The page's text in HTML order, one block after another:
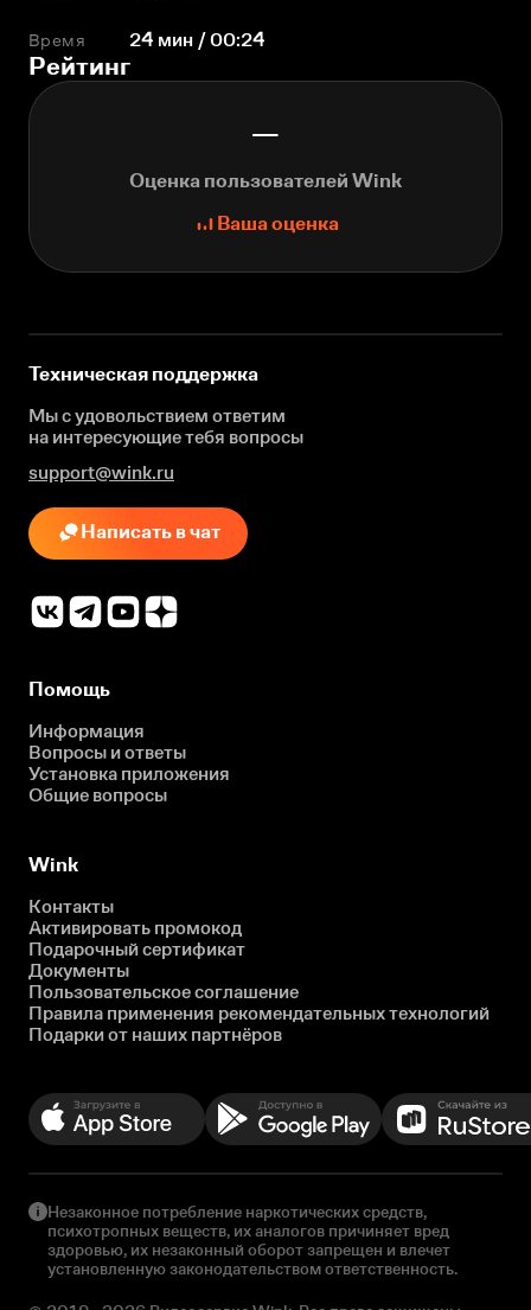
Время 24 мин / 00:24
Рейтинг
—
Оценка пользователей Wink
Ваша оценка
Техническая поддержка
Мы с удовольствием ответим
на интересующиетебя вопросы
support@wink.ru
Написать в чат
Помощь
Информация
Вопросы и ответы
Установка приложения
Общие вопросы
Wink
Контакты
Активировать промокод
Подарочный сертификат
Документы
Пользовательское соглашение
Правила применения рекомендательных технологий
Подарки от наших партнёров
Незаконное потребление наркотических средств,
психотропных веществ, их аналогов причиняет вред
здоровью, их незаконный оборот запрещен и влечет
установленную законодательством ответственность.